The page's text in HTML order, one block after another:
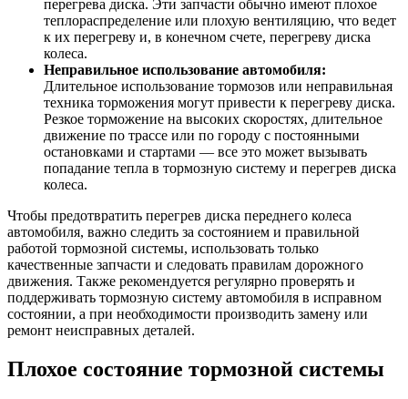
перегрева диска. Эти запчасти обычно имеют плохое
теплораспределение или плохую вентиляцию, что ведет
к их перегреву и, в конечном счете, перегреву диска
колеса.
Неправильное использование автомобиля:
Длительное использование тормозов или неправильная
техника торможения могут привести к перегреву диска.
Резкое торможение на высоких скоростях, длительное
движение по трассе или по городу с постоянными
остановками и стартами — все это может вызывать
попадание тепла в тормозную систему и перегрев диска
колеса.
Чтобы предотвратить перегрев диска переднего колеса
автомобиля, важно следить за состоянием и правильной
работой тормозной системы, использовать только
качественные запчасти и следовать правилам дорожного
движения. Также рекомендуется регулярно проверять и
поддерживать тормозную систему автомобиля в исправном
состоянии, а при необходимости производить замену или
ремонт неисправных деталей.
Плохое состояние тормозной системы